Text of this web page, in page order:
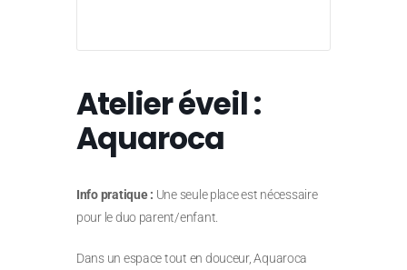
Atelier éveil :
Aquaroca
Info pratique : Une seule place est nécessaire
pour le duo parent/enfant.
Dans un espace tout en douceur, Aquaroca